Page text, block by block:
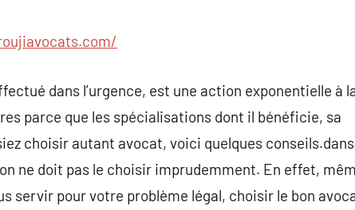
dans l’urgence, est une action exponentielle à
parce que les spécialisations dont il bénéficie, sa
choisir autant avocat, voici quelques
ne doit pas le choisir imprudemment. En effet,
servir pour votre problème légal, choisir le bon